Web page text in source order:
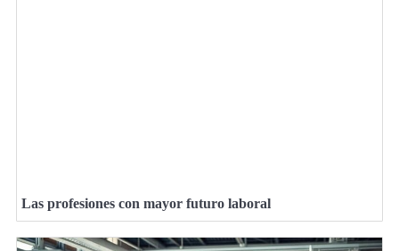
Las profesiones con mayor futuro laboral